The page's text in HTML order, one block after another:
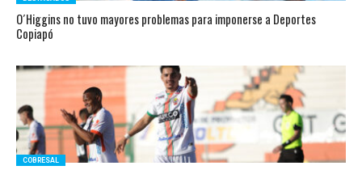
O´Higgins no tuvo mayores problemas para imponerse a Deportes
Copiapó
COBRESAL